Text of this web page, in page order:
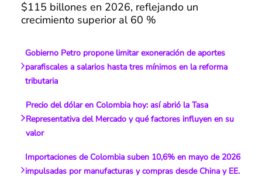
$115 billones en 2026, reflejando un
crecimiento superior al 60 %
Gobierno Petro propone limitar exoneración de aportes
parafiscales a salarios hasta tres mínimos en la reforma
tributaria
Precio del dólar en Colombia hoy: así abrió la Tasa
Representativa del Mercado y qué factores influyen en su
valor
Importaciones de Colombia suben 10,6% en mayo de 2026
impulsadas por manufacturas y compras desde China y EE.